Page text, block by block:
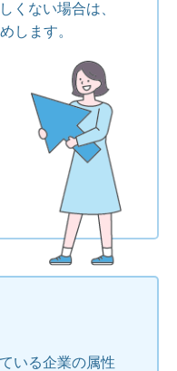
くない場合は、
します。
いる企業の属性